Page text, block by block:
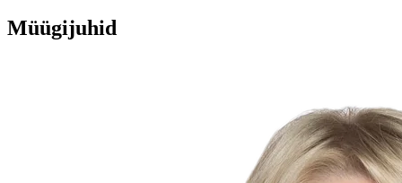
Müügijuhid